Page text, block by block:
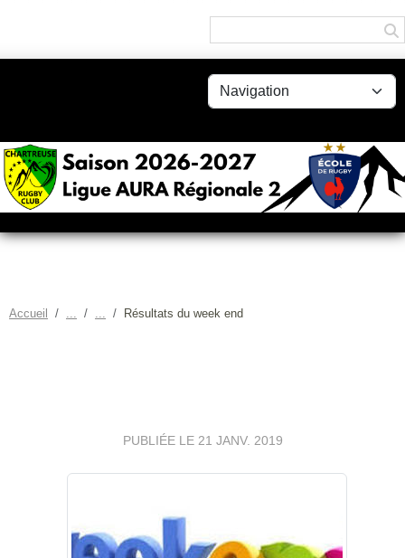
Accueil Résultats du week end
PUBLIÉE LE 21 JANV. 2019